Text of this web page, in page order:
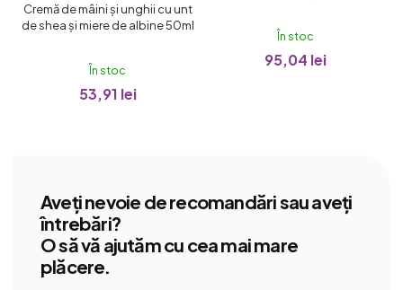
În stoc
53,91 lei
Cremă de mâini și unghii cu unt
de shea și miere de albine 50ml
În stoc
95,04 lei
Aveți nevoie de recomandări sau aveți
întrebări?
O să vă ajutăm cu cea mai mare
plăcere.